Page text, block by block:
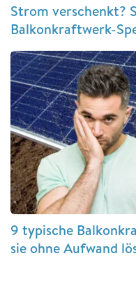
Strom verschenkt?
Balkonkraftwerk-
9 typische
sie ohne Aufwand